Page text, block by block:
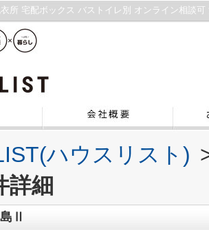
ハウスリスト)
詳細
Ⅱ